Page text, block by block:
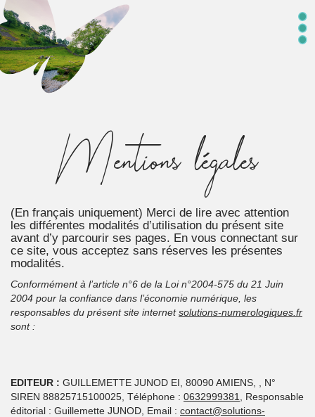
Mentions légales
(En français uniquement) Merci de lire avec attention
les différentes modalités d’utilisation du présent site
avant d’y parcourir ses pages. En vous connectant sur
ce site, vous acceptez sans réserves les présentes
modalités.
Conformément à l’article n°6 de la Loi n°2004-575 du 21 Juin
2004 pour la confiance dans l’économie numérique, les
responsables du présent site internetsolutions-numerologiques.fr
sont :
EDITEUR : GUILLEMETTE JUNOD EI, 80090 AMIENS, , N°
SIREN 88825715100025, Téléphone : 0632999381
, Responsable
éditorial : Guillemette JUNOD, Email : contact@solutions-